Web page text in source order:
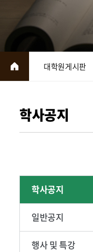
대학원게시판
학사공지
학사공지
일반공지
행사 및 특강